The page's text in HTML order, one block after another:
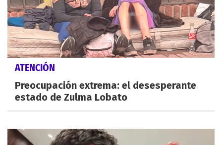
ATENCIÓN
Preocupación extrema: el desesperante
estado de Zulma Lobato